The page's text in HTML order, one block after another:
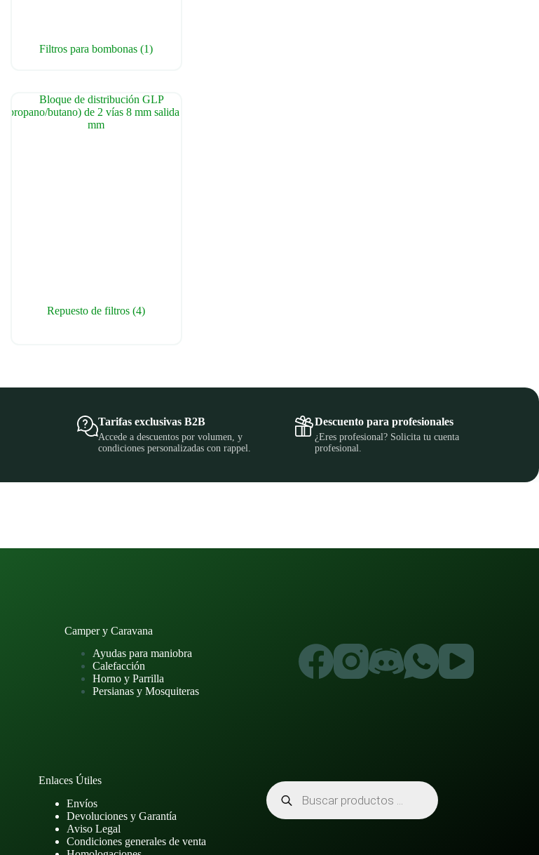
Filtros para bombonas(1)
Repuesto de filtros(4)
Tarifas exclusivas B2B
Accede a descuentos por volumen, y
condiciones personalizadas con rappel.
Descuento para profesionales
¿Eres profesional? Solicita tu cuenta
profesional.
Camper y Caravana
Ayudas para maniobra
Calefacción
Horno y Parrilla
Persianas y Mosquiteras
Enlaces Útiles
Envíos
Devoluciones y Garantía
Aviso Legal
Condiciones generales de venta
Búsqueda
de
productos